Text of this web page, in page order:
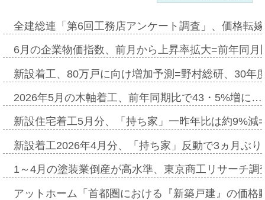
全建総連「第6回工務店アンケート調査」、価格転
6月の企業物価指数、前月から上昇率拡大=前年同
新設着工、80万戸に向け増加予測=野村総研、30年
2026年5月の木軸着工、前年同期比で43・5%増に…
新設住宅着工5月分、「持ち家」一昨年比は約9%
新設着工2026年4月分、「持ち家」反動で3ヵ月ぶ
1～4月の塗装業倒産が高水準、東京商工リサーチ
アットホーム「首都圏における『新築戸建』の価